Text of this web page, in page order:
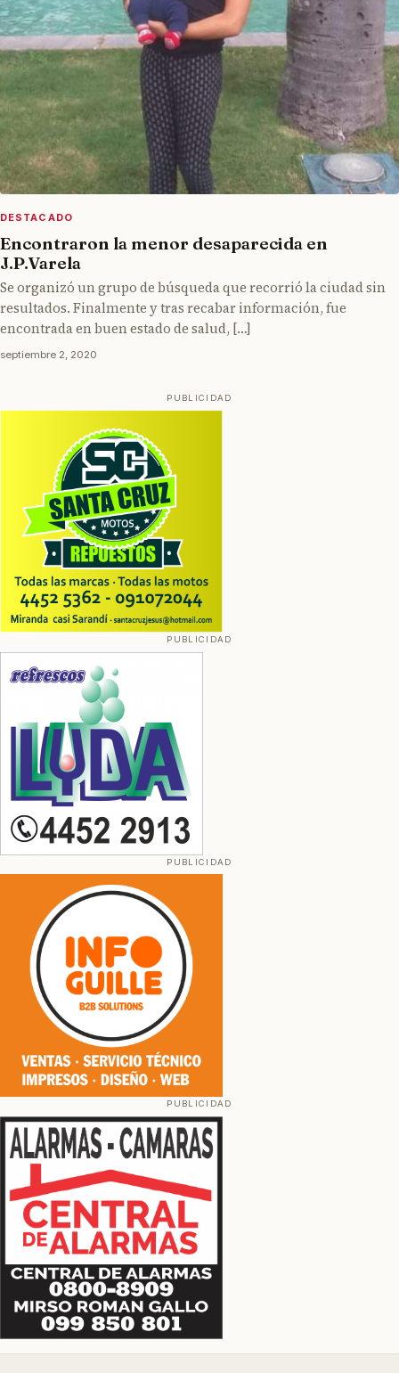
DESTACADO
Encontraron la menor desaparecida en
J.P.Varela
Se organizó un grupo de búsqueda que recorrió la ciudad sin
resultados. Finalmente y tras recabar información, fue
encontrada en buen estado de salud, […]
septiembre 2, 2020